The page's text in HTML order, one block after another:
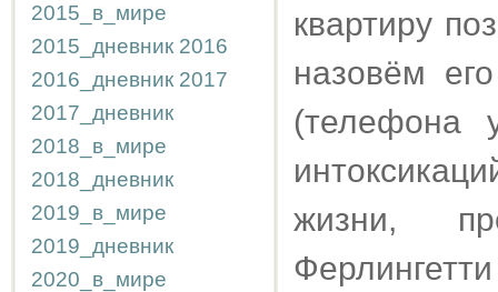
2015_в_мире
2015_дневник 2016
2016_дневник 2017
2017_дневник
2018_в_мире
2018_дневник
2019_в_мире
2019_дневник
2020_в_мире
квартиру
назовём
(телефона
жизни,